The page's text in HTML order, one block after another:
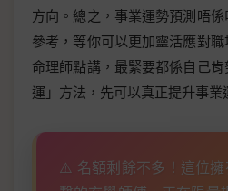
方向。總之，事業運勢預測唔
參考，等你可以更加靈活應對
命理師點講，最緊要都係自己
運」方法，先可以真正提升事業
⚠️ 名額剩餘不多！這位擁